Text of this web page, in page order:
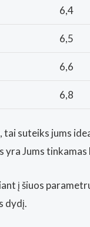
6,4
6,5
6,6
6,8
tai suteiks jums
Jums tinkamas
į šiuos
dydį.